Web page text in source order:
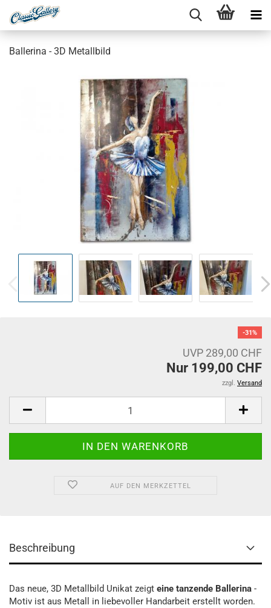
Ballerina - 3D Metallbild
-31%
UVP 289,00 CHF
Nur 199,00 CHF
zzgl. Versand
AUF DEN MERKZETTEL
Beschreibung
Das neue, 3D Metallbild Unikat zeigt eine tanzende Ballerina -
Motiv ist aus Metall in liebevoller Handarbeit erstellt worden.